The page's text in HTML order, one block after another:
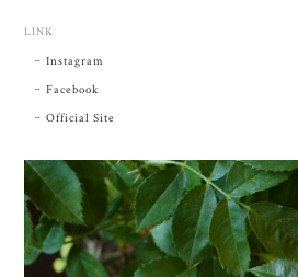
LINK
Instagram
Facebook
Official Site